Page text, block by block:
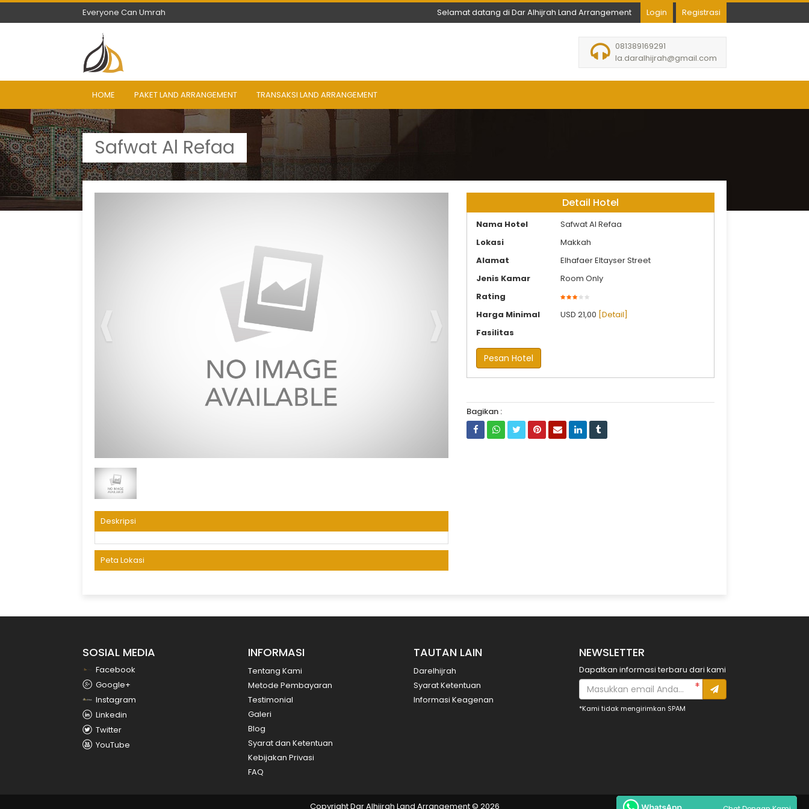
Everyone Can Umrah
Everyone Can Umrah Selamat datang di Dar Alhijrah Land Arrangement Login Registrasi
081389169291
la.daralhijrah@gmail.com
HOME PAKET LAND ARRANGEMENT TRANSAKSI LAND ARRANGEMENT
Safwat Al Refaa
Dar Alhijrah Land Arrangement
Deskripsi
Peta Lokasi
Detail Hotel
Nama Hotel
Safwat Al Refaa
Lokasi
Makkah
Alamat
Elhafaer Eltayser Street
Jenis Kamar
Room Only
Rating
Harga Minimal
USD 21,00 [Detail]
Fasilitas
Pesan Hotel
Bagikan :
SOSIAL MEDIA
Facebook
Google+
Instagram
Linkedin
Twitter
YouTube
INFORMASI
Tentang Kami
Metode Pembayaran
Testimonial
Galeri
Blog
Syarat dan Ketentuan
Kebijakan Privasi
FAQ
TAUTAN LAIN
Darelhijrah
Syarat Ketentuan
Informasi Keagenan
NEWSLETTER
Dapatkan informasi terbaru dari kami
*Kami tidak mengirimkan SPAM
Copyright Dar Alhijrah Land Arrangement © 2026